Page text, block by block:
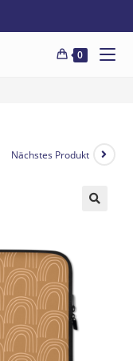
0
Nächstes Produkt